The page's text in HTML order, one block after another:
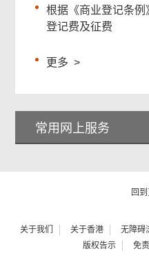
根据《商业登记条
登记费及征费
更多 >
常用网上服务
回
关于我们 关于香港 无障碍
版权告示
免